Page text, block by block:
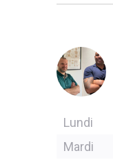
Lundi
Mardi